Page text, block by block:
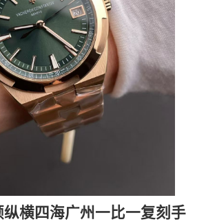
横四海广州一比一复刻手